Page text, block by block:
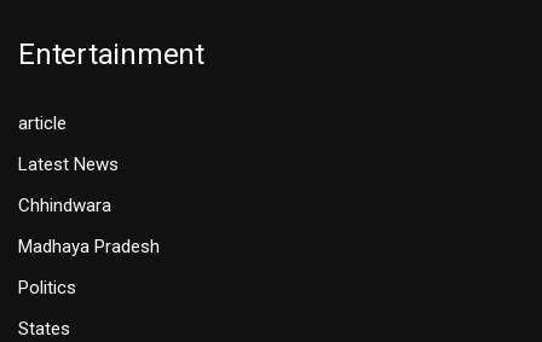
Entertainment
article
Latest News
Chhindwara
Madhaya Pradesh
Politics
States